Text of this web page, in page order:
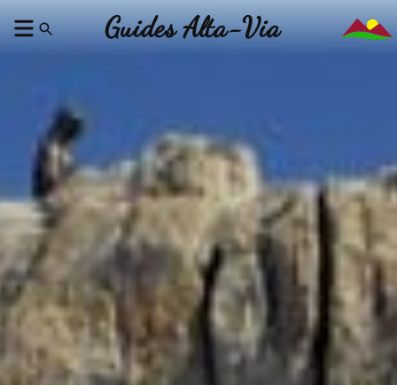
Guides Alta-Via